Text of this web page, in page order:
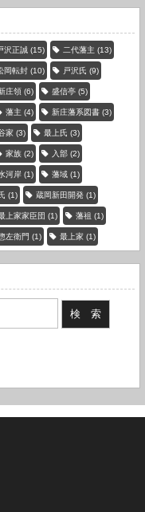
沢正誠 (15) 二代藩主 (13)
岡転封 (10) 戸沢氏 (9)
庄領 (6) 盛信亭 (5)
藩主 (4) 新庄藩系図書 (3)
家 (3) 最上氏 (3)
家族 (2) 入部 (2)
河岸 (1) 藩域 (1)
(1) 蔵岡新田開発 (1)
上家家臣団 (1) 藩祖 (1)
左衛門 (1) 最上家 (1)